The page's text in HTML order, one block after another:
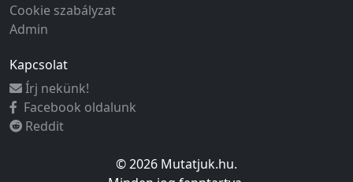
Cookie szabályzat
Admin
Kapcsolat
Írj nekünk!
Facebook oldalunk
Reddit
© 2026 Mutatjuk.hu.